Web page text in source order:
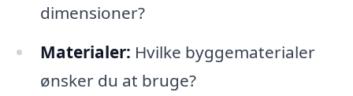
dimensioner?
Materialer: Hvilke byggematerialer
ønsker du at bruge?